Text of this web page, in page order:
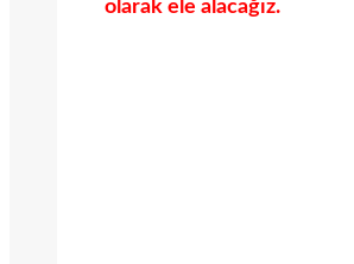
olarak ele alacağız.